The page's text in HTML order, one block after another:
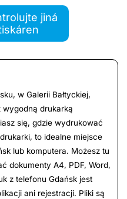
jiná
w Galerii Bałtyckiej,
wygodną drukarką
się, gdzie wydrukować
to idealne miejsce
lub komputera. Możesz tu
dokumenty A4, PDF, Word,
z telefonu Gdańsk jest
ani rejestracji. Pliki są